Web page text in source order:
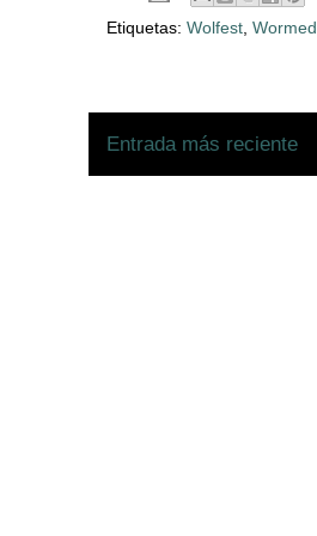
Etiquetas: Wolfest, Wormed
Entrada más reciente